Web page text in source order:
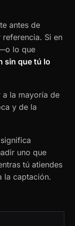
antes de
Si en
lo que
sin que tú lo
a la mayoría de
y de la
uno que
tú atiendes
la captación.